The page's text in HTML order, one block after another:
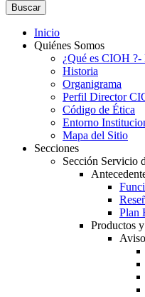
Buscar
Inicio
Quiénes Somos
¿Qué es CIOH
Historia
Organigrama
Perfil Director
Código de Ética
Entorno
Mapa del Sitio
Secciones
Sección Servicio
Plan
Productos